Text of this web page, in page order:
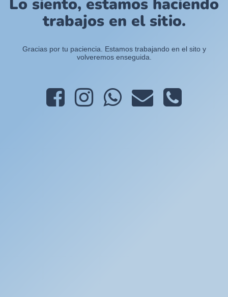
Lo siento, estamos haciendo
trabajos en el sitio.
Gracias por tu paciencia. Estamos trabajando en el sito y
volveremos enseguida.